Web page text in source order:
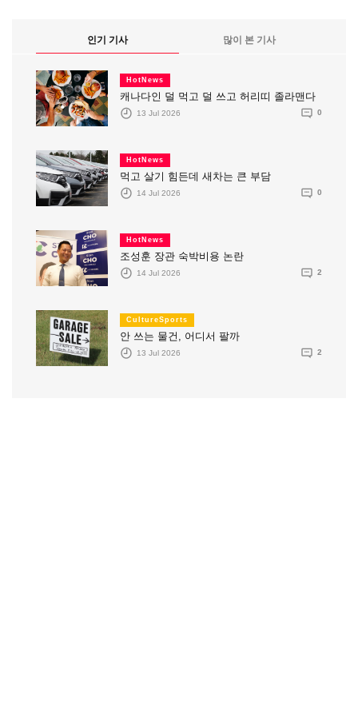
인기 기사 많이 본 기사
HotNews
캐나다인 덜 먹고 덜 쓰고 허리띠 졸라맨다
13 Jul 2026 0
HotNews
먹고 살기 힘든데 새차는 큰 부담
14 Jul 2026 0
HotNews
조성훈 장관 숙박비용 논란
14 Jul 2026 2
CultureSports
안 쓰는 물건, 어디서 팔까
13 Jul 2026 2